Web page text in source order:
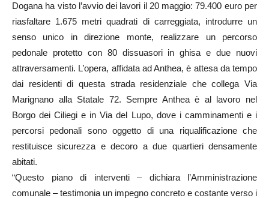
Dogana ha visto l’avvio dei lavori il 20 maggio: 79.400 euro per
riasfaltare 1.675 metri quadrati di carreggiata, introdurre un
senso unico in direzione monte, realizzare un percorso
pedonale protetto con 80 dissuasori in ghisa e due nuovi
attraversamenti. L’opera, affidata ad Anthea, è attesa da tempo
dai residenti di questa strada residenziale che collega Via
Marignano alla Statale 72. Sempre Anthea è al lavoro nel
Borgo dei Ciliegi e in Via del Lupo, dove i camminamenti e i
percorsi pedonali sono oggetto di una riqualificazione che
restituisce sicurezza e decoro a due quartieri densamente
abitati.
“Questo piano di interventi – dichiara l’Amministrazione
comunale – testimonia un impegno concreto e costante verso i